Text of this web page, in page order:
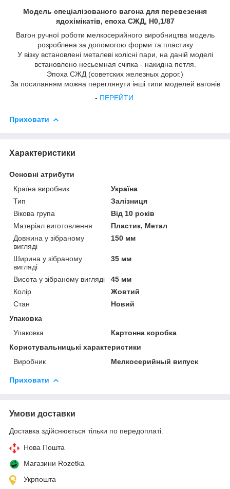
Модель спеціалізованого вагона для перевезення
ядохімікатів, епоха СЖД, H0,1/87
Вагон ручної роботи мелкосерийного виробництва модель
розроблена за допомогою форми та пластику
У вiзку встановлені металеві колісні пари, на даній моделі
встановлено несьемная счiпка - накидна петля.
Эпоха СЖД (советских железных дорог.)
За посиланням можна переглянути інші типи моделей вагонів
- ПЕРЕЙТИ
Приховати
Характеристики
Основні атрибути
Країна виробник
Україна
Тип
Залізниця
Вікова група
Від 10 років
Матеріал виготовлення
Пластик, Метал
Довжина у зібраному
вигляді
150 мм
Ширина у зібраному
вигляді
35 мм
Висота у зібраному вигляді
45 мм
Колір
Жовтий
Стан
Новий
Упаковка
Упаковка
Картонна коробка
Користувальницькі характеристики
Виробник
Мелкосерийный випуск
Приховати
Умови доставки
Доставка здійснюється тільки по передоплаті.
Нова Пошта
Магазини Rozetka
Укрпошта